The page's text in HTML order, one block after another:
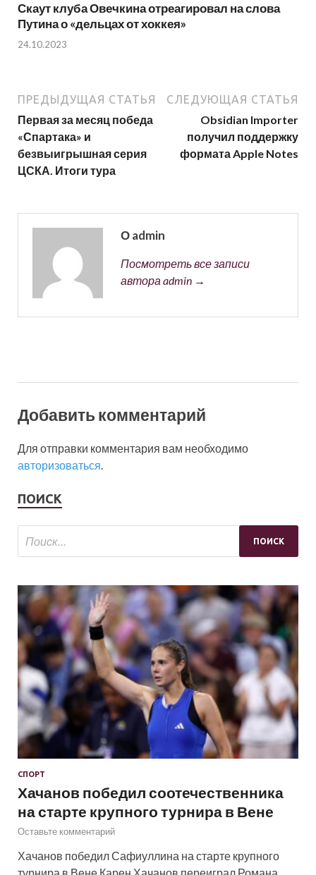
Скаут клуба Овечкина отреагировал на слова
Путина о «дельцах от хоккея»
24.10.2023
ПРЕДЫДУЩАЯ СТАТЬЯ
Первая за месяц победа
«Спартака» и
безвыигрышная серия
ЦСКА. Итоги тура
СЛЕДУЮЩАЯ СТАТЬЯ
Obsidian Importer
получил поддержку
формата Apple Notes
О admin
Посмотреть все записи
автора admin →
Добавить комментарий
Для отправки комментария вам необходимо
авторизоваться.
ПОИСК
СПОРТ
Хачанов победил соотечественника
на старте крупного турнира в Вене
Оставьте комментарий
Хачанов победил Сафиуллина на старте крупного